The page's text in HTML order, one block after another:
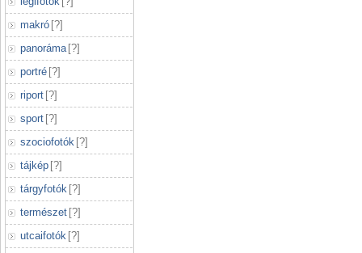
makró [?]
panoráma [?]
portré [?]
riport [?]
sport [?]
szociofotók [?]
tájkép [?]
tárgyfotók [?]
természet [?]
utcaifotók [?]